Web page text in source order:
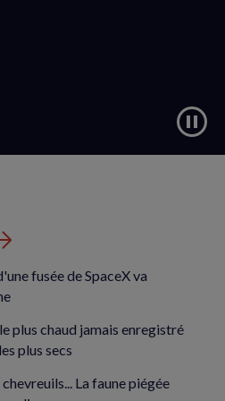
fusée de SpaceX va
plus chaud jamais enregistré
plus secs
La faune piégée